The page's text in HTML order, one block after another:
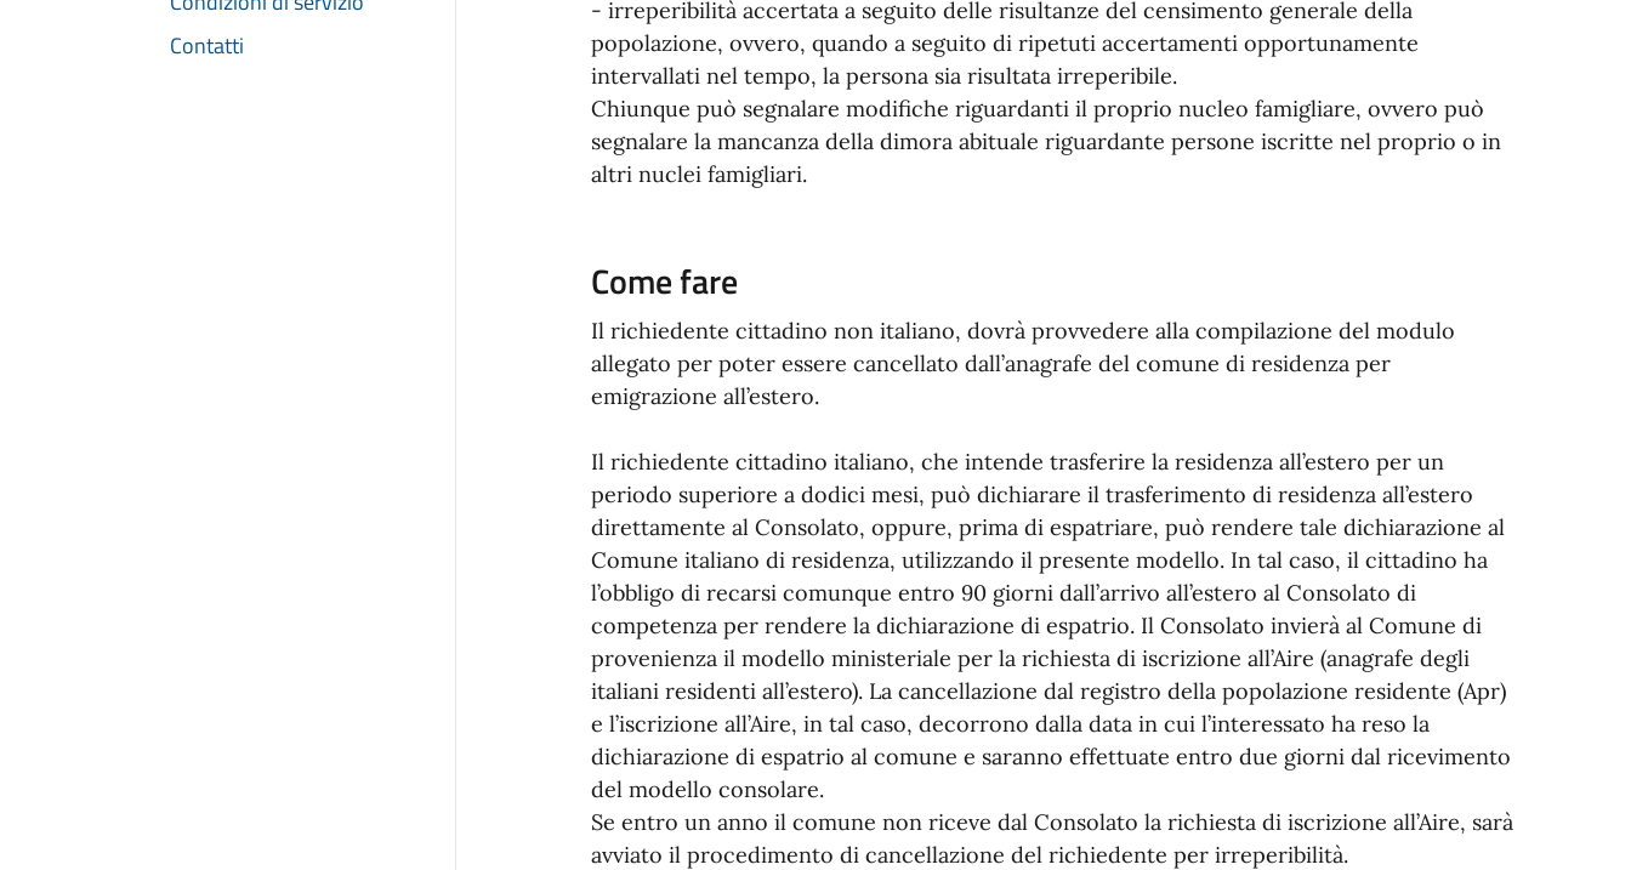
Contatti
- irreperibilità accertata a seguito delle risultanze del censimento generale della
popolazione, ovvero, quando a seguito di ripetuti accertamenti opportunamente
intervallati nel tempo, la persona sia risultata irreperibile.
Chiunque può segnalare modifiche riguardanti il proprio nucleo famigliare, ovvero può
segnalare la mancanza della dimora abituale riguardante persone iscritte nel proprio o in
altri nuclei famigliari.
Come fare
Il richiedente cittadino non italiano, dovrà provvedere alla compilazione del modulo
allegato per poter essere cancellato dall’anagrafe del comune di residenza per
emigrazione all’estero.
Il richiedente cittadino italiano, che intende trasferire la residenza all’estero per un
periodo superiore a dodici mesi, può dichiarare il trasferimento di residenza all’estero
direttamente al Consolato, oppure, prima di espatriare, può rendere tale dichiarazione al
Comune italiano di residenza, utilizzando il presente modello. In tal caso, il cittadino ha
l’obbligo di recarsi comunque entro 90 giorni dall’arrivo all’estero al Consolato di
competenza per rendere la dichiarazione di espatrio. Il Consolato invierà al Comune di
provenienza il modello ministeriale per la richiesta di iscrizione all’Aire (anagrafe degli
italiani residenti all’estero). La cancellazione dal registro della popolazione residente (Apr)
e l’iscrizione all’Aire, in tal caso, decorrono dalla data in cui l’interessato ha reso la
dichiarazione di espatrio al comune e saranno effettuate entro due giorni dal ricevimento
del modello consolare.
Se entro un anno il comune non riceve dal Consolato la richiesta di iscrizione all’Aire, sarà
avviato il procedimento di cancellazione del richiedente per irreperibilità.